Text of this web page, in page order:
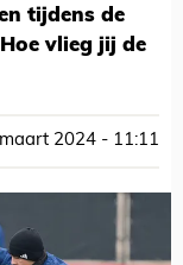
tijdens de
vlieg jij de
2024 - 11:11